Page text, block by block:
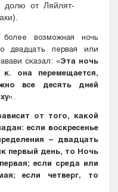
долю от Ляйлят-
возможная ночь
двадцать первая или
сказал: «Эта ночь
она перемещается,
все десять дней
от того, какой
если воскресенье
– двадцать
первый день, то Ночь
если среда или
если четверг, то